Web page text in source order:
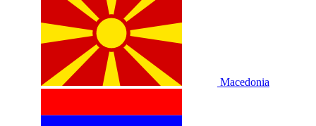
Macedonia